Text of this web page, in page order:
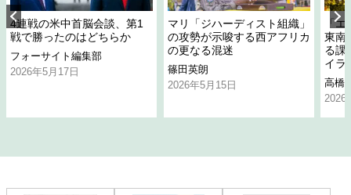
4連戦の米中首脳会談、第1
戦で勝ったのはどちらか
フォーサイト編集部
2026年5月17日
マリ「ジハーディスト組織」
の攻勢が示唆する西アフリカ
の更なる混迷
篠田英朗
2026年5月15日
「
東南
る課
イラ
高橋
2026